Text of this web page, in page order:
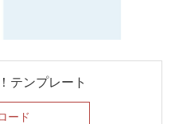
テンプレート
ード